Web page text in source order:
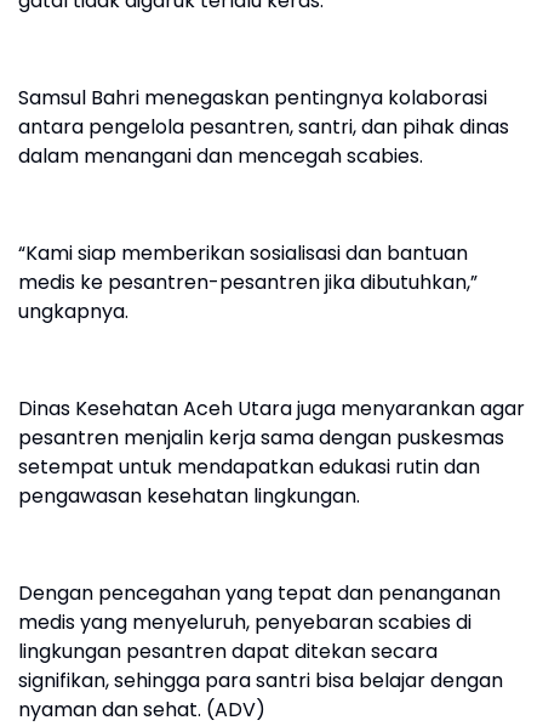
Samsul Bahri menegaskan pentingnya kolaborasi
antara pengelola pesantren, santri, dan pihak dinas
dalam menangani dan mencegah scabies.
“Kami siap memberikan sosialisasi dan bantuan
medis ke pesantren-pesantren jika dibutuhkan,”
ungkapnya.
Dinas Kesehatan Aceh Utara juga menyarankan agar
pesantren menjalin kerja sama dengan puskesmas
setempat untuk mendapatkan edukasi rutin dan
pengawasan kesehatan lingkungan.
Dengan pencegahan yang tepat dan penanganan
medis yang menyeluruh, penyebaran scabies di
lingkungan pesantren dapat ditekan secara
signifikan, sehingga para santri bisa belajar dengan
nyaman dan sehat. (ADV)